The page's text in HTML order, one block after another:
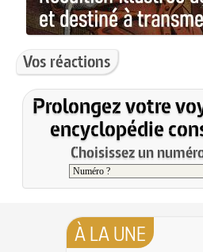
Vos réactions
Prolongez votre
encyclopédie
Choisissez un
À LA UNE